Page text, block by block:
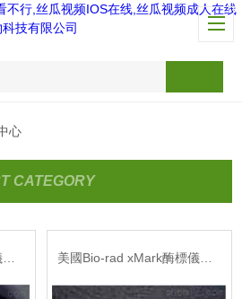
不行,丝瓜视频IOS在线,丝瓜视频成人在线
心
CATEGORY
美國Bio-rad xMark酶標儀濾光片 美國Bio-rad xMark酶標儀燈泡